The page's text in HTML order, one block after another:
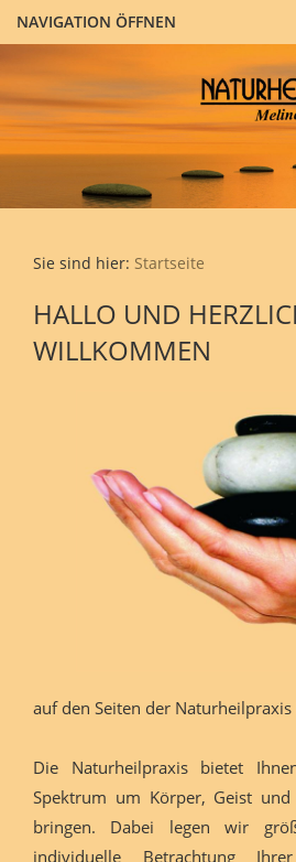
NAVIGATION ÖFFNEN
Sie sind hier: Startseite
HALLO UND
WILLKOMMEN
auf den Seiten der
Die Naturheilpraxis bietet
Spektrum um Körper, Geist
bringen. Dabei legen wir
individuelle Betrachtung